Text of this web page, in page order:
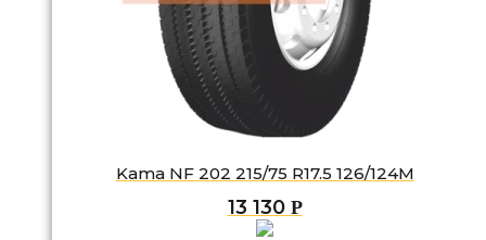
Kama NF 202 215/75 R17.5 126/124M
13 130 Р